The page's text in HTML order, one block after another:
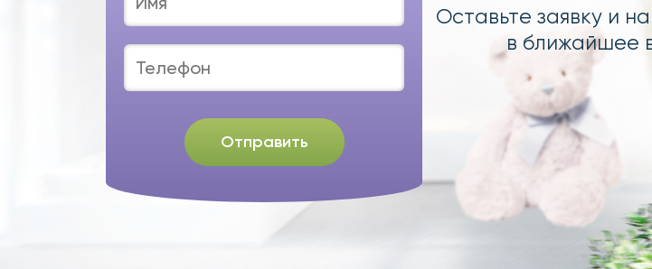
Отправить
Оставьте заявку и
в ближайшее